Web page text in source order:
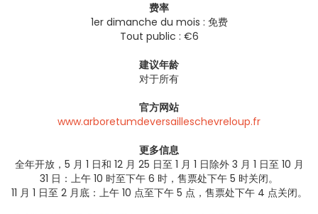
费率
1er dimanche du mois : 免费
Tout public : €6
建议年龄
对于所有
官方网站
www.arboretumdeversailleschevreloup.fr
更多信息
全年开放，5 月 1 日和 12 月 25 日至 1 月 1 日除外 3 月 1 日至 10 月
31 日：上午 10 时至下午 6 时，售票处下午 5 时关闭。
11 月 1 日至 2 月底：上午 10 点至下午 5 点，售票处下午 4 点关闭。